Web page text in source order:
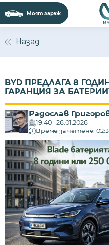
Моят гараж
Назад
BYD ПРЕДЛАГА 8
ГАРАНЦИЯ ЗА
Радослав
19:40 | 26.01.2026
Време за четене: